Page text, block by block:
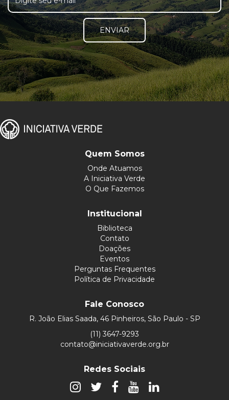
ENVIAR
Quem Somos
Onde Atuamos
A Iniciativa Verde
O Que Fazemos
Institucional
Biblioteca
Contato
Doações
Eventos
Perguntas Frequentes
Política de Privacidade
Fale Conosco
R. João Elias Saada, 46 Pinheiros, São Paulo - SP
(11) 3647-9293
contato@iniciativaverde.org.br
Redes Sociais